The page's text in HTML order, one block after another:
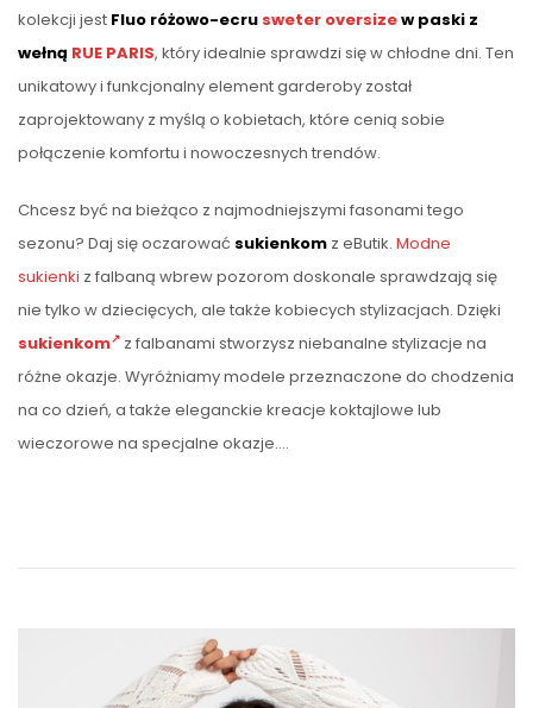
kolekcji jest Fluo różowo-ecru sweter oversizew paski z
wełną RUE PARIS, który idealnie sprawdzi się w chłodne dni. Ten
unikatowy i funkcjonalny element garderoby został
zaprojektowany z myślą o kobietach, które cenią sobie
połączenie komfortu i nowoczesnych trendów.
Chcesz być na bieżąco z najmodniejszymi fasonami tego
sezonu? Daj się oczarować sukienkom z eButik. Modne
sukienki z falbaną wbrew pozorom doskonale sprawdzają się
nie tylko w dziecięcych, ale także kobiecych stylizacjach. Dzięki
sukienkom
z falbanami stworzysz niebanalne stylizacje na
różne okazje. Wyróżniamy modele przeznaczone do chodzenia
na co dzień, a także eleganckie kreacje koktajlowe lub
wieczorowe na specjalne okazje.…